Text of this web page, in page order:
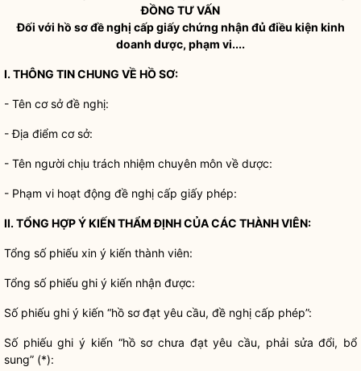
ĐỒNG TƯ VẤN
Đối với hồ sơ đề nghị cấp giấy chứng nhận đủ điều kiện kinh
doanh dược, phạm vi....
I. THÔNG TIN CHUNG VỀ HỒ SƠ:
- Tên cơ sở đề nghị:
- Địa điểm cơ sở:
- Tên người chịu trách nhiệm chuyên môn về dược:
- Phạm vi hoạt động đề nghị cấp giấy phép:
II. TỔNG HỢP Ý KIẾN THẨM ĐỊNH CỦA CÁC THÀNH VIÊN:
Tổng số phiếu xin ý kiến thành viên:
Tổng số phiếu ghi ý kiến nhận được:
Số phiếu ghi ý kiến “hồ sơ đạt yêu cầu, đề nghị cấp phép”:
Số phiếu ghi ý kiến “hồ sơ chưa đạt yêu cầu, phải sửa đổi, bổ
sung” (*):